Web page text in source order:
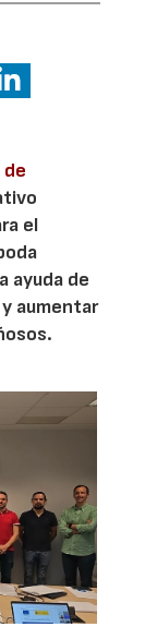
el
ayuda de
aumentar